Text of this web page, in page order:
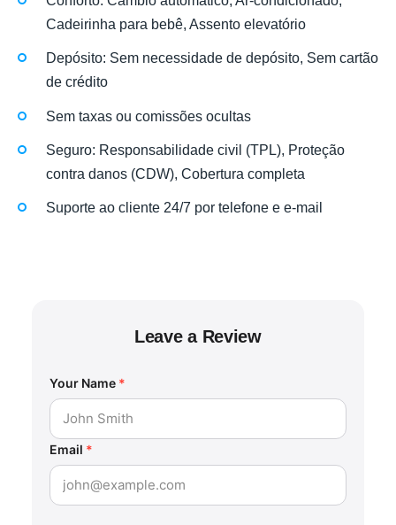
Cadeirinha para bebê, Assento elevatório
Depósito: Sem necessidade de depósito, Sem cartão
de crédito
Sem taxas ou comissões ocultas
Seguro: Responsabilidade civil (TPL), Proteção
contra danos (CDW), Cobertura completa
Suporte ao cliente 24/7 por telefone e e-mail
Leave a Review
Your Name *
Email *